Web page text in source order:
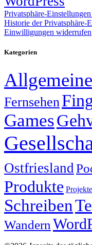
Privatsphäre-
Historie der Privatsphäre-
Einwilligungen widerrufen
Kategorien
Fernsehen
Games
Ostfriesland
Produkte Projekte
Schreiben
Wandern